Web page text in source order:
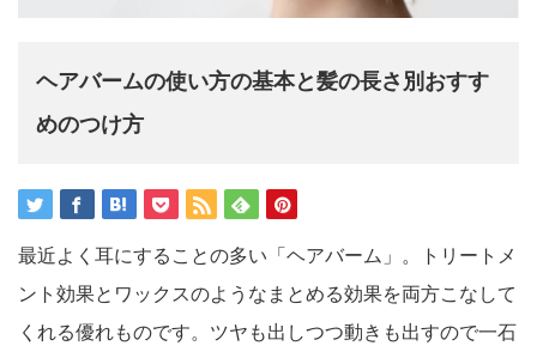
ヘアバームの使い方の基本と髪の長さ別おすす
めのつけ方
最近よく耳にすることの多い「ヘアバーム」。トリートメ
ント効果とワックスのようなまとめる効果を両方こなして
くれる優れものです。ツヤも出しつつ動きも出すので一石